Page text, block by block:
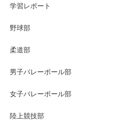
学習レポート
野球部
柔道部
男子バレーボール部
女子バレーボール部
陸上競技部